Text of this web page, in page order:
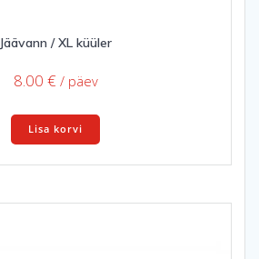
Jäävann / XL küüler
8.00 € / päev
Lisa korvi